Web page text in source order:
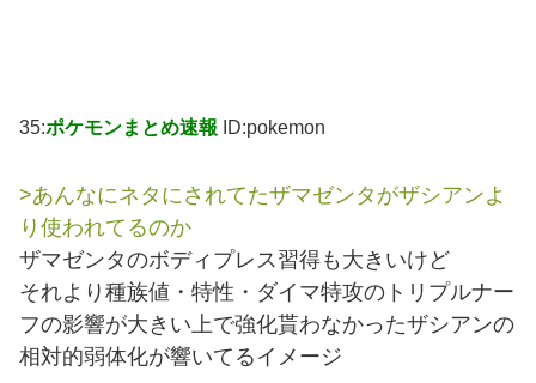
35:ポケモンまとめ速報 ID:pokemon
>あんなにネタにされてたザマゼンタがザシアンよ
り使われてるのか
ザマゼンタのボディプレス習得も大きいけど
それより種族値・特性・ダイマ特攻のトリプルナー
フの影響が大きい上で強化貰わなかったザシアンの
相対的弱体化が響いてるイメージ